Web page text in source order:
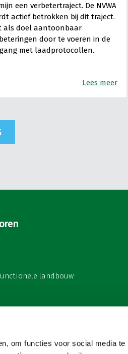
om functies voor social media te
een verbetertraject. De NVWA
actief betrokken bij dit traject.
als doel aantoonbaar
door te voeren in de
met laadprotocollen.
Lees meer
landbouw